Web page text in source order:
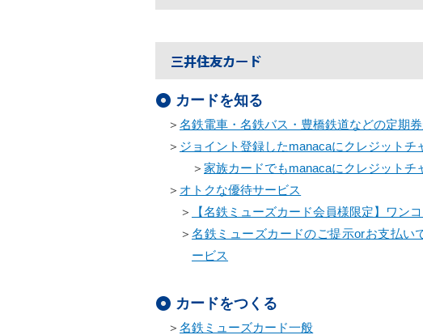
カードを知る
＞名鉄電車・名鉄バス・豊橋鉄道などの定期券
＞ ジョイント登録したmanacaにクレジットチ
＞家族カードでもmanacaにクレジットチ
＞ オトクな優待サービス
＞
【名鉄ミューズカード会員様限定】ワン
＞名鉄ミューズカードのご提示orお支払い
ービス
カードをつくる
＞名鉄ミューズカード一般